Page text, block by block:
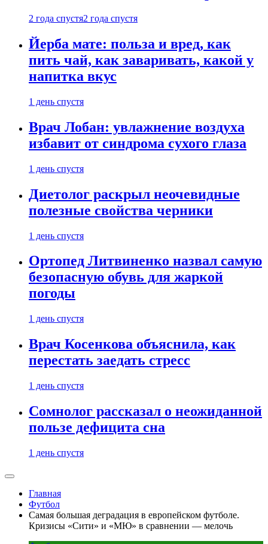
2 года спустя2 года спустя
Йерба мате: польза и вред, как
пить чай, как заваривать, какой у
напитка вкус
1 день спустя
Врач Лобан: увлажнение воздуха
избавит от синдрома сухого глаза
1 день спустя
Диетолог раскрыл неочевидные
полезные свойства черники
1 день спустя
Ортопед Литвиненко назвал самую
безопасную обувь для жаркой
погоды
1 день спустя
Врач Косенкова объяснила, как
перестать заедать стресс
1 день спустя
Сомнолог рассказал о неожиданной
пользе дефицита сна
1 день спустя
Главная
Футбол
Самая большая деградация в европейском футболе.
Кризисы «Сити» и «МЮ» в сравнении — мелочь